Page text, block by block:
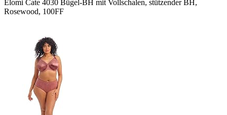
Elomi Cate 4030 Bügel-BH mit Vollschalen, stützender BH,
Rosewood, 100FF